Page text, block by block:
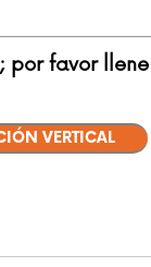
por favor
VERTICAL